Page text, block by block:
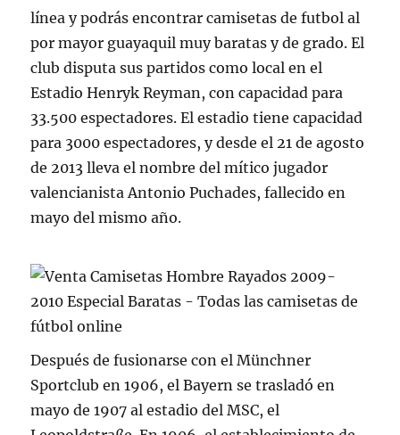
línea y podrás encontrar camisetas de futbol al
por mayor guayaquil muy baratas y de grado. El
club disputa sus partidos como local en el
Estadio Henryk Reyman, con capacidad para
33.500 espectadores. El estadio tiene capacidad
para 3000 espectadores, y desde el 21 de agosto
de 2013 lleva el nombre del mítico jugador
valencianista Antonio Puchades, fallecido en
mayo del mismo año.
Después de fusionarse con el Münchner
Sportclub en 1906, el Bayern se trasladó en
mayo de 1907 al estadio del MSC, el